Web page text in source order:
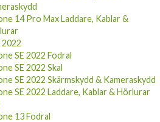
14 Pro Max Laddare, Kablar &
2022
SE 2022 Fodral
SE 2022 Skal
SE 2022 Skärmskydd & Kameraskydd
SE 2022 Laddare, Kablar & Hörlurar
13 Fodral